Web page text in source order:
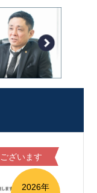
ざいます
2026年